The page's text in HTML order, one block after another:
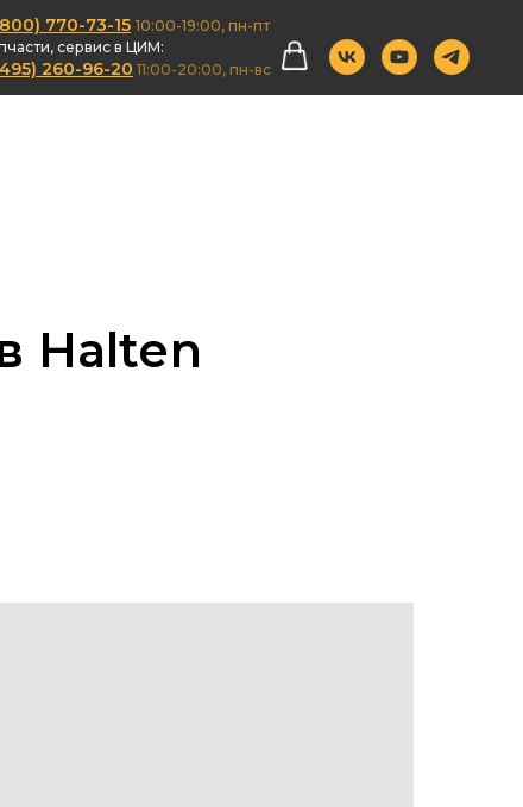
770-73-15 10:00-19:00, пн-пт
сервис в ЦИМ:
260-96-20 11:00-20:00, пн-вс
Halten